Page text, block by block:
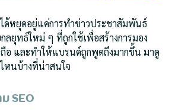
ด้หยุดอยู่แค่การทำข่าวประชาสัมพันธ์
ยุทธ์ใหม่ ๆ ที่ถูกใช้เพื่อสร้างการมอง
ถือ และทำให้แบรนด์ถูกพูดถึงมากขึ้น มาดู
หนบ้างที่น่าสนใจ
SEO